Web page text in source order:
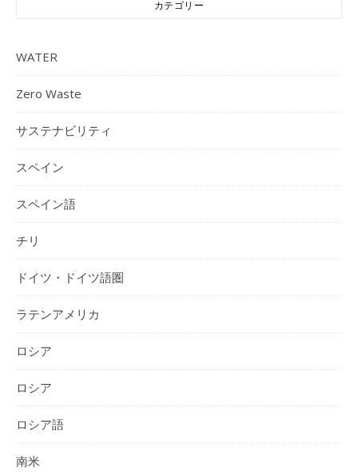
カテゴリー
WATER
Zero Waste
サステナビリティ
スペイン
スペイン語
チリ
ドイツ・ドイツ語圏
ラテンアメリカ
ロシア
ロシア
ロシア語
南米